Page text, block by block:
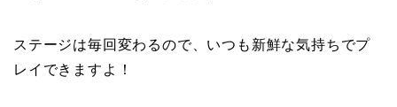
ステージは毎回変わるので、いつも新鮮な気持ちでプ
レイできますよ！